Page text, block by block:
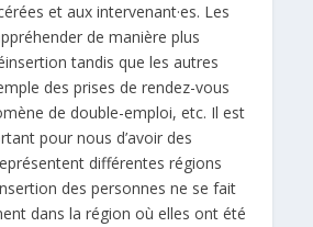
et aux intervenant·es. Les
de manière plus
tandis que les autres
des prises de rendez-vous
de double-emploi, etc. Il est
pour nous d’avoir des
différentes régions
des personnes ne se fait
dans la région où elles ont été